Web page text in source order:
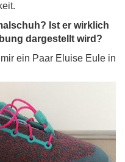
Ist er wirklich
dargestellt wird?
ein Paar Eluise Eule in